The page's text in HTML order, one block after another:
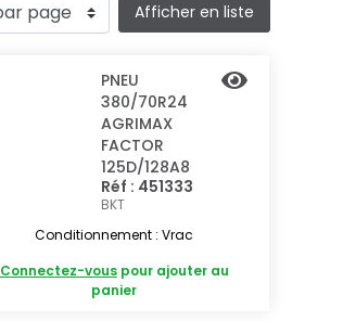
Afficher en liste
PNEU
380/70R24
AGRIMAX
FACTOR
125D/128A8
Réf : 451333
BKT
Conditionnement : Vrac
Connectez-vouspour ajouter au
panier